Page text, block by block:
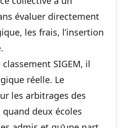
évaluer directement
les frais, l’insertion
SIGEM, il
réelle. Le
les arbitrages des
deux écoles